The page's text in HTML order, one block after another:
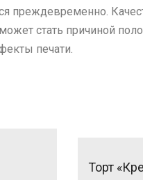
преждевременно.
стать причиной
печати.
Торт